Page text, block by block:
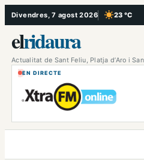
Vés
al
contingut
Divendres, 7 agost 2026 23 °C
, Cel serè
elridaura
Actualitat de Sant Feliu, Platja d’Aro i
EN DIRECTE